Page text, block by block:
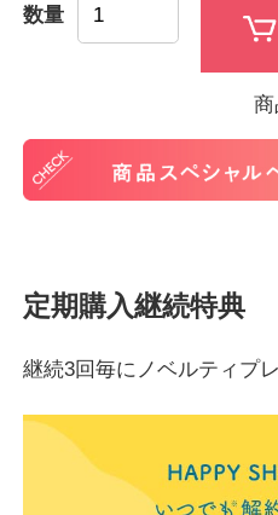
数量
定期購入継続特典
継続3回毎にノベルティプ